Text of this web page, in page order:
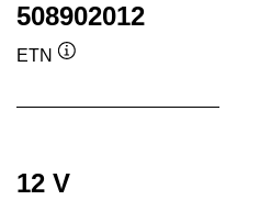
508902012
ETN
12 V